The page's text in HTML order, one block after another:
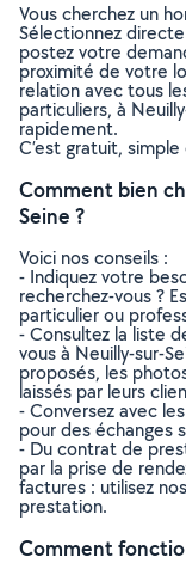
Vous cherchez un
Sélectionnez
postez votre
proximité de votre
relation avec tous
particuliers, à
rapidement.
C’est gratuit,
Comment bien
Seine ?
Voici nos conseils :
- Indiquez votre
recherchez-vous ?
particulier ou
- Consultez la liste
vous à Neuilly-sur-
proposés, les
laissés par leurs
- Conversez avec
pour des échanges
- Du contrat de
par la prise de
factures : utilisez
prestation.
Comment